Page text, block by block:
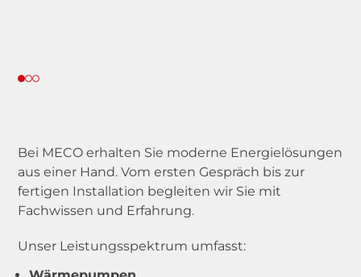
Impressum Datenschutz
Bei MECO erhalten Sie moderne Energielösungen
aus einer Hand. Vom ersten Gespräch bis zur
fertigen Installation begleiten wir Sie mit
Fachwissen und Erfahrung.
Unser Leistungsspektrum umfasst: